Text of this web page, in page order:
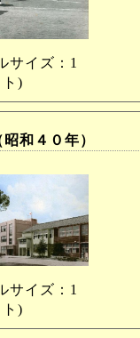
イズ：1
)
和４０年）
イズ：1
)